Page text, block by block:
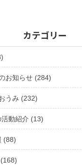
カテゴリー
お知らせ (284)
うみ (232)
動紹介 (13)
(88)